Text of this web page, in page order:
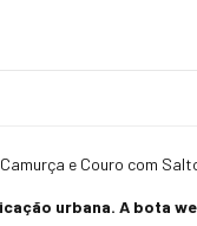
e Couro com
urbana. A bota